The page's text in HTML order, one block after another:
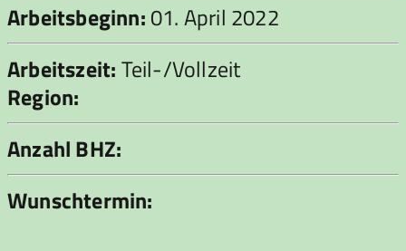
Arbeitsbeginn:01. April 2022
Arbeitszeit:Teil-/Vollzeit
Region:
Anzahl BHZ:
Wunschtermin: